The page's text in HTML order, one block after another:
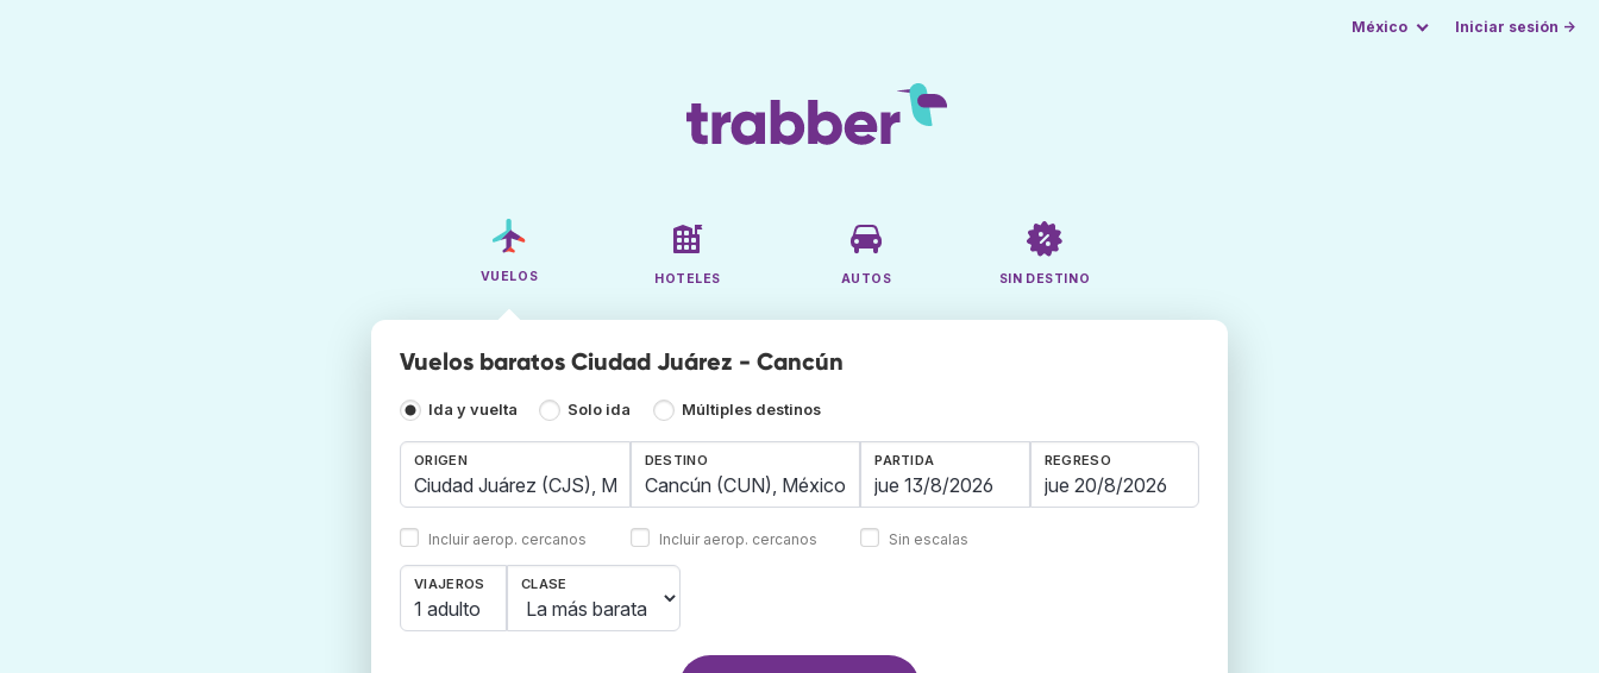
México Iniciar sesión →
VUELOS HOTELES AUTOS SIN DESTINO
Vuelos baratos Ciudad Juárez - Cancún
Ida y vuelta Solo ida Múltiples destinos
ORIGEN
Incluir aerop. cercanos
DESTINO
Incluir aerop. cercanos
PARTIDA REGRESO
Sin escalas
VIAJEROS
1 adulto
CLASE